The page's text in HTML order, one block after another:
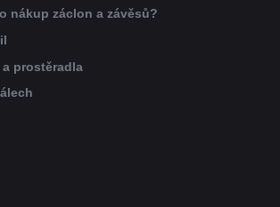
nákup záclon a závěsů?
prostěradla